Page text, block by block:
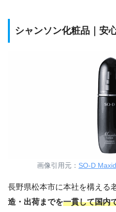
シャンソン化粧品｜安
画像引用元： SO-D
長野県松本市に本社を構える
造・出荷までを一貫して国内